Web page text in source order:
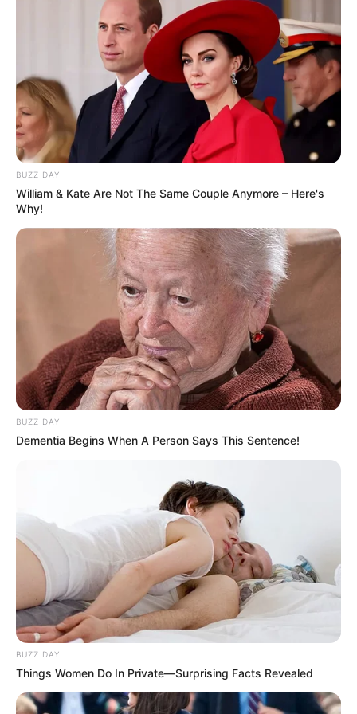
BUZZ DAY
William & Kate Are Not The Same Couple Anymore – Here's
Why!
BUZZ DAY
Dementia Begins When A Person Says This Sentence!
BUZZ DAY
Things Women Do In Private—Surprising Facts Revealed